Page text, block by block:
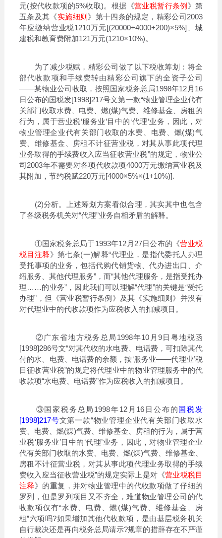
元(按代收款项的5%收取)。根据《营业税暂行条例》第
五条及其《实施细则 》第十四条的规定，精彩公司2003
年应缴纳营业税1210万元[(20000+4000+200)×5%]、城
建税和教育费附加121万元(1210×10%)。
为了减少税赋，精彩公司做了以下税收筹划：将全
部代收款项和手续费转由精彩公司旗下的全资子公司
——某物业公司收取，按照国家税务总局1998年12月16
日公布的国税发[1998]217号文第一款“物业管理企业代有
关部门收取水费、电费、燃(煤)气费、维修基金、房租的
行为，属于营业税‘服务业’目中的‘代理’业务，因此，对
物业管理企业代有关部门收取的水费、电费、燃(煤)气
费、维修基金、房租不计征营业税，对其从事此项代理
业务取得的手续费收入应当征收营业税”的规定，物业公
司2003年不需要对各项代收款项4000万元缴纳营业税及
其附加，节约税赋220万元[4000×5%×(1+10%)].
(2)分析。上述筹划方案看似合理，其实其中也包含
了各级税务机关对“代理”业务自相矛盾的解释。
①国家税务总局于1993年12月27日公布的《营业税
税目注释》第七条(一)解释“代理业，是指代委托人办理
受托事项的业务，包括代购代销货物、代办进出口、介
绍服务、其他代理服务”，而“其他代理服务，是指受托办
理……的业务”，因此我们可以理解“代理”的关键是“受托
办理”，但《营业税暂行条例》及其《实施细则》并没有
对代理业中的代收款项作为应税收入的扣减项目。
②广东省地方税务总局1998年10月9日粤地税函
[1998]286号文“对其代收的水电费、电话费，可扣除其代
付的水、电费、电话费的余额，按‘服务业——代理业’税
目征收营业税”的规定将代理业中的物业管理服务中的代
收款项“水电费、电话费”作为应税收入的扣减项目。
③国家税务总局1998年12月16日公布的国税发
[1998]217号文第一款“物业管理企业代有关部门收取水
费、电费、燃(煤)气费、维修基金、房租的行为，属于营
业税‘服务业’目中的‘代理’业务，因此，对物业管理企业
代有关部门收取的水费、电费、燃(煤)气费、维修基金、
房租不计征营业税，对其从事此项代理业务取得的手续
费收入应当征收营业税”的规定实际上是对《营业税税目
注释》的重复，并对物业管理中的代收款项做了仔细的
罗列，但是罗列项目又不齐全，难道物业管理公司的代
收款项仅有“水费、电费、燃(煤)气费、维修基金、房
租”六项吗?如果增加其他代收款项，是由基层税务机关
自行裁决还是再向税务总局请示?规章的措辞存在不严谨